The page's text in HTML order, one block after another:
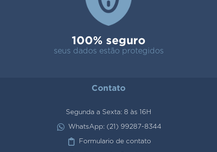
100% seguro
seus dados estão protegidos
Contato
Segunda a Sexta: 8 às 16H
WhatsApp: (21) 99287-8344
Formulario de contato